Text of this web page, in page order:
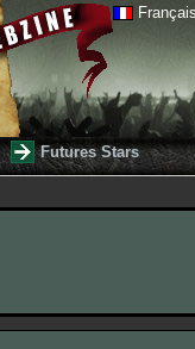
Futures Stars